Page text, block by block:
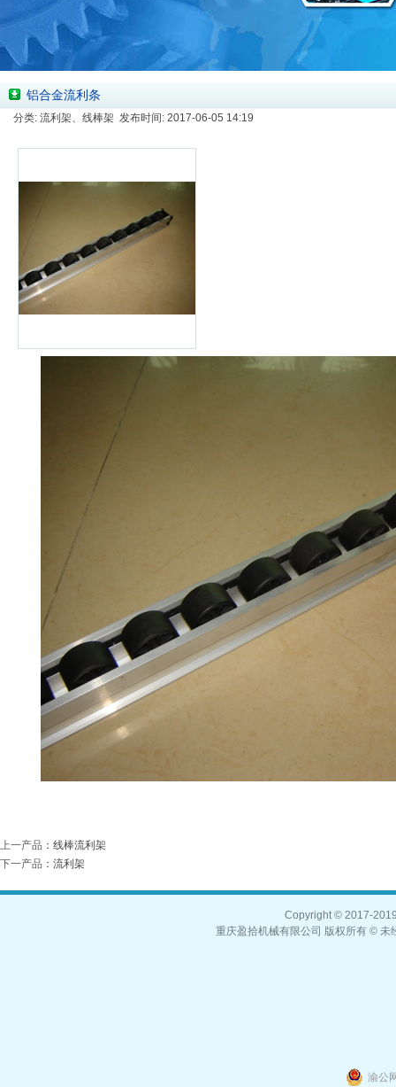
铝合金流利条
分类: 流利架、线棒架 发布时间: 2017-06-05 14:19
上一产品 ： 线棒流利架
下一产品 ： 流利架
Copyright © 2017-
重庆盈拾机械有限公司 版权所有 ©
渝公